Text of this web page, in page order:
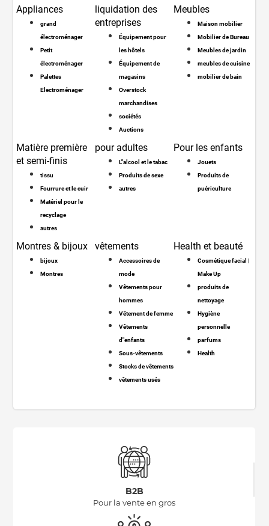
Appliances
grand
électroménager
Petit
électroménager
Palettes
Electroménager
liquidation des
entreprises
Équipement pour
les hôtels
Équipement de
magasins
Overstock
marchandises
sociétés
Auctions
Meubles
Maison mobilier
Mobilier de Bureau
Meubles de jardin
meubles de cuisine
mobilier de bain
Matière première
et semi-finis
tissu
Fourrure et le cuir
Matériel pour le
recyclage
autres
pour adultes
L"alcool et le tabac
Produits de sexe
autres
Pour les enfants
Jouets
Produits de
puériculture
Montres & bijoux
bijoux
Montres
vêtements
Accessoires de
mode
Vêtements pour
hommes
Vêtement de femme
Vêtements
d"enfants
Sous-vêtements
Stocks de vêtements
vêtements usés
Health et beauté
Cosmétique facial |
Make Up
produits de
nettoyage
Hygiène
personnelle
parfums
Health
B2B
Pour la vente en gros